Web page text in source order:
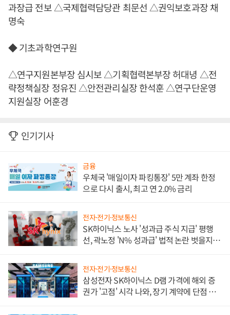
과장급 전보 △국제협력담당관 최문선 △권익보호과장 채
명숙
◆ 기초과학연구원
△연구지원본부장 심시보 △기획협력본부장 허대녕 △전
략정책실장 정유진 △안전관리실장 한석훈 △연구단운영
지원실장 어훈경
인기기사
금융
우체국 '매일이자 파킹통장' 5만 계좌 한정
으로 다시 출시, 최고 연 2.0% 금리
전자·전기·정보통신
SK하이닉스 노사 '성과급 주식 지급' 평행
선, 곽노정 'N% 성과급' 법적 논란 벗을지 주
전자·전기·정보통신
삼성전자 SK하이닉스 D램 가격에 해외 증
권가 '고점' 시각 나와, 장기 계약에 단점 부